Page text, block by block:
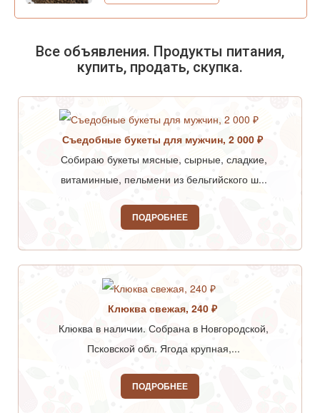
Все объявления. Продукты питания,
купить, продать, скупка.
Съедобные букеты для мужчин, 2 000 ₽
Собираю букеты мясные, сырные, сладкие,
витаминные, пельмени из бельгийского ш...
ПОДРОБНЕЕ
Клюква свежая, 240 ₽
Клюква в наличии. Собрана в Новгородской,
Псковской обл. Ягода крупная,...
ПОДРОБНЕЕ